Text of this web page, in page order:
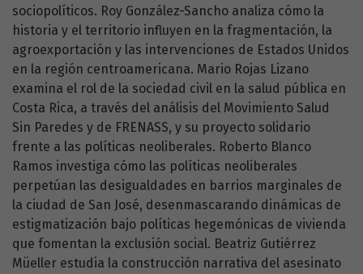
sociopolíticos. Roy González-Sancho analiza cómo la
historia y el territorio influyen en la fragmentación, la
agroexportación y las intervenciones de Estados Unidos
en la región centroamericana. Mario Rojas Lizano
examina el rol de la sociedad civil en la salud pública en
Costa Rica, a través del análisis del Movimiento Salud
Sin Paredes y de FRENASS, y su proyecto solidario
frente a las políticas neoliberales. Roberto Blanco
Ramos investiga cómo las políticas neoliberales
perpetúan las desigualdades en barrios marginales de
la ciudad de San José, desenmascarando dinámicas de
estigmatización bajo políticas hegemónicas de vivienda
que fomentan la exclusión social. Beatriz Gutiérrez
Müeller estudia la construcción narrativa del asesinato